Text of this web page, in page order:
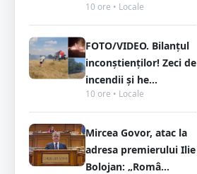
10 ore • Locale
FOTO/VIDEO. Bilanțul
inconștienților! Zeci de
incendii și he...
10 ore • Locale
Mircea Govor, atac la
adresa premierului Ilie
Bolojan: „Româ...